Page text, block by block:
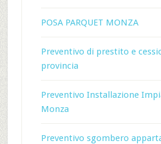
POSA PARQUET MONZA
Preventivo di prestito e
provincia
Preventivo Installazione
Monza
Preventivo sgombero